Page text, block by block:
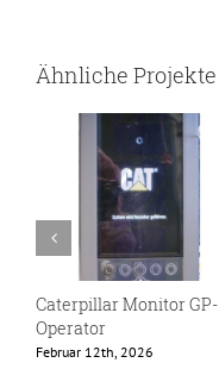
Ähnliche Projekte
Caterpillar Monitor GP-
Operator
Februar 12th, 2026